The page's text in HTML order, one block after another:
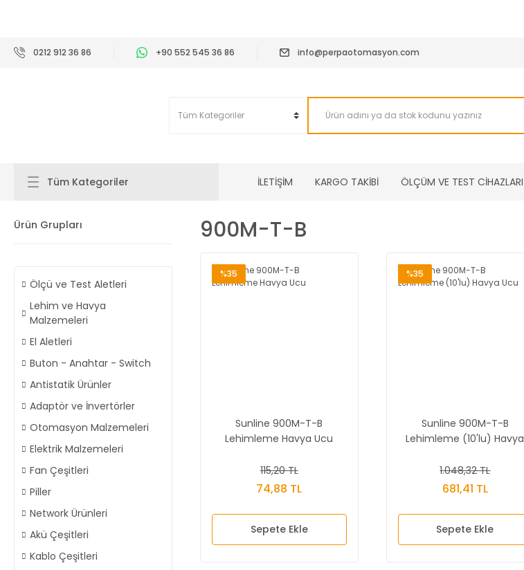
0212 912 36 86 +90 552 545 36 86 info@perpaotomasyon.com
Tüm Kategoriler İLETİŞİM KARGO TAKİBİ ÖLÇÜM VE TEST CİHAZLARI
Ürün Grupları
Ölçü ve Test Aletleri
Lehim ve Havya
Malzemeleri
El Aletleri
Buton - Anahtar - Switch
Antistatik Ürünler
Adaptör ve İnvertörler
Otomasyon Malzemeleri
Elektrik Malzemeleri
Fan Çeşitleri
Piller
Network Ürünleri
Akü Çeşitleri
Kablo Çeşitleri
900M-T-B
%35
Sunline 900M-T-B
Lehimleme Havya Ucu
115,20 TL
74,88 TL
Sepete Ekle
%35
Sunline 900M-T-B
Lehimleme (10'lu) Havya
1.048,32 TL
681,41 TL
Sepete Ekle